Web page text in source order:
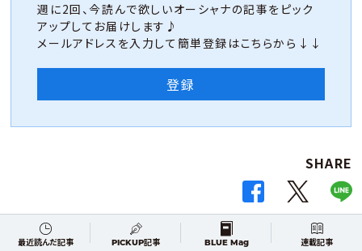
週に2回、今読んで欲しいオーシャナの記事をピック
アップしてお届けします♪
メールアドレスを入力して簡単登録はこちらから↓↓
登録
SHARE
最近読んだ記事 PICKUP記事 BLUE Mag 連載記事